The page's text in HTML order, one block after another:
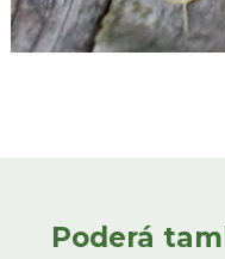
Poderá